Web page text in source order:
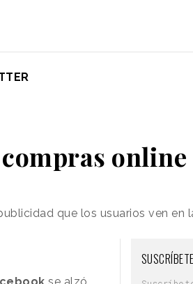
que los usuarios ven en